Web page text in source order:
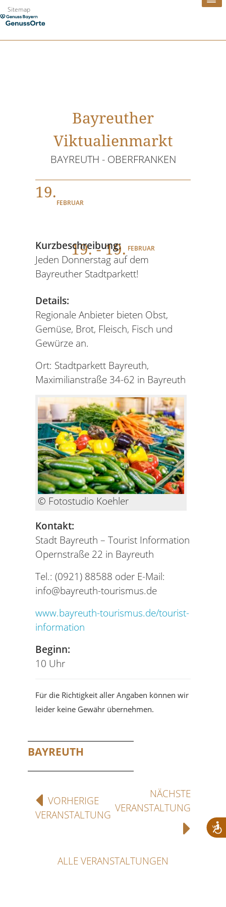
Zum
Inhalt
Sitemap
Bayreuther
Viktualienmarkt
BAYREUTH - OBERFRANKEN
19.
FEBRUAR
19. - 19. FEBRUAR
Kurzbeschreibung:
Jeden Donnerstag auf dem
Bayreuther Stadtparkett!
Details:
Regionale Anbieter bieten Obst,
Gemüse, Brot, Fleisch, Fisch und
Gewürze an.
Ort: Stadtparkett Bayreuth,
Maximilianstraße 34-62 in Bayreuth
© Fotostudio Koehler
Kontakt:
Stadt Bayreuth – Tourist Information
Opernstraße 22 in Bayreuth
Tel.: (0921) 88588 oder E-Mail:
info@bayreuth-tourismus.de
www.bayreuth-tourismus.de/tourist-
information
Beginn:
10 Uhr
Für die Richtigkeit aller Angaben können wir
leider keine Gewähr übernehmen.
BAYREUTH
VORHERIGE
VERANSTALTUNG
NÄCHSTE
VERANSTALTUNG
ALLE VERANSTALTUNGEN